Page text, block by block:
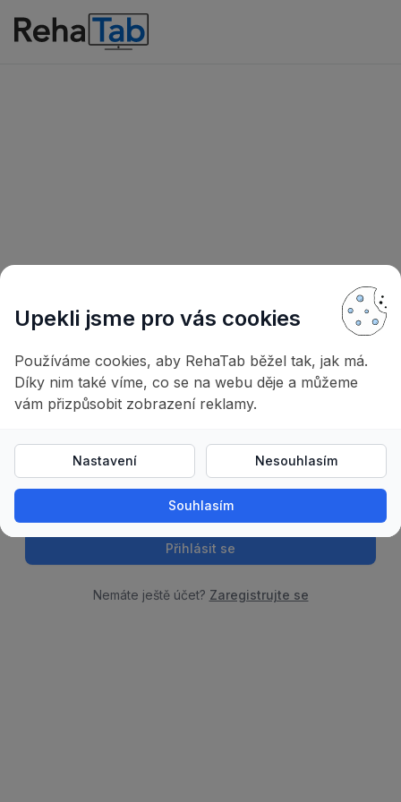
Přihlášení
E-mail
Přihlásit se
Nemáte ještě účet? Zaregistrujte se